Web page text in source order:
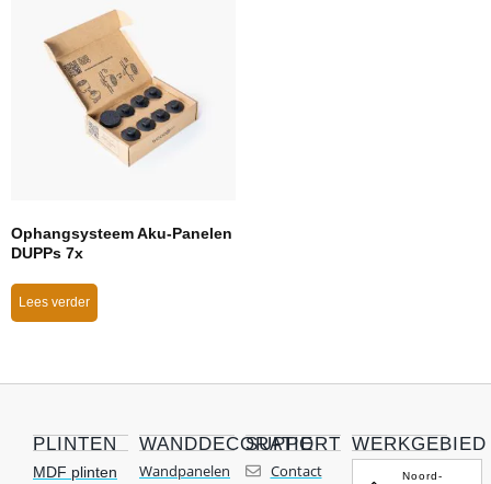
Ophangsysteem Aku-Panelen
DUPPs 7x
Lees verder
PLINTEN
MDF plinten
WANDDECORATIE
Wandpanelen
SUPPORT
Contact
WERKGEBIED
Noord-